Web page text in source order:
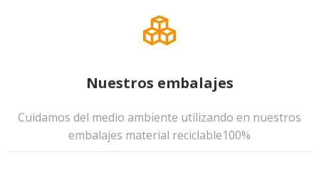
Nuestros embalajes
Cuidamos del medio ambiente utilizando en nuestros
embalajes material reciclable100%